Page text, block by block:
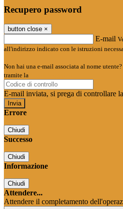
Recupero password
button close ×
E-mail
all'indirizzo indicato con le istruzioni
Non hai una e-mail associata al nome
tramite la
E-mail inviata, si prega di controllare
Errore
Chiudi
Successo
Chiudi
Informazione
Chiudi
Attendere...
Attendere il completamento